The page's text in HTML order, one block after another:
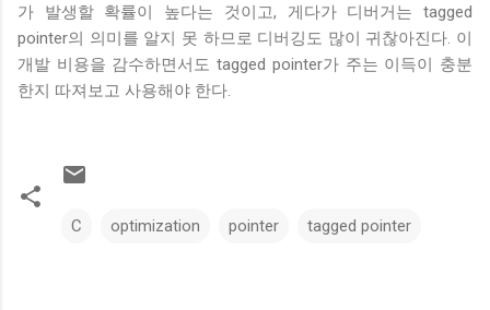
가 발생할 확률이 높다는 것이고, 게다가 디버거는 tagged
pointer의 의미를 알지 못 하므로 디버깅도 많이 귀찮아진다. 이
개발 비용을 감수하면서도 tagged pointer가 주는 이득이 충분
한지 따져보고 사용해야 한다.
C optimization pointer tagged pointer